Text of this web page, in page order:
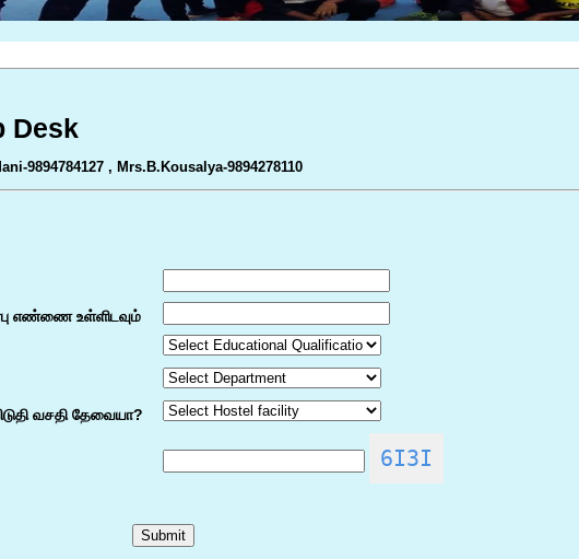
Desk
9894784127 , Mrs.B.Kousalya-9894278110
எண்ணை உள்ளிடவும்
வசதி தேவையா?
6I3I